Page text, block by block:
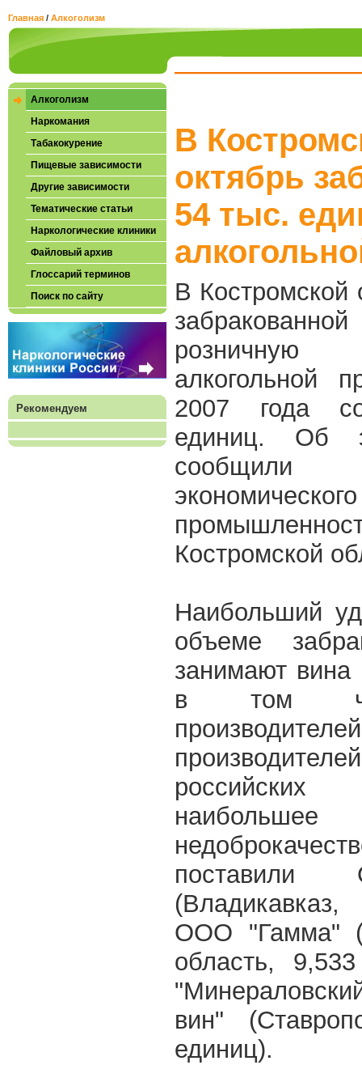
Главная / Алкоголизм
Алкоголизм
Наркомания
Табакокурение
Пищевые зависимости
Другие зависимости
Тематические статьи
Наркологические клиники
Файловый архив
Глоссарий терминов
Поиск по сайту
Рекомендуем
В
октябрь
54 тыс.
В
алкогольной
2007 года
единиц. Об
сообщили
Костромской
Наибольший
объеме
занимают вина
в том
поставили
ООО "Гамма"
область,
вин"
единиц).